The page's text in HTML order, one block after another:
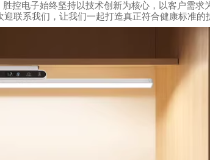
控电子始终坚持以技术创新为核心，以客户需求
迎联系我们，让我们一起打造真正符合健康标准的